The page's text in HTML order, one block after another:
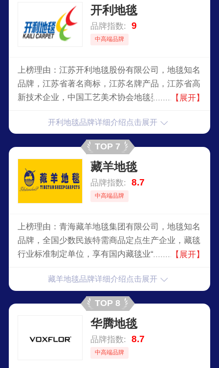
开利地毯
品牌指数: 9
中高端品牌
上榜理由：江苏开利地毯股份有限公司，地毯知名
品牌，江苏省著名商标，江苏名牌产品，江苏省高
新技术企业，中国工艺美术协会地毯委员会常务理
最具实力、最具规模的专业地毯制造商之一。
【展开】
开利地毯品牌详细介绍点击展开
TOP 7
藏羊地毯
品牌指数: 8.7
中高端品牌
上榜理由：青海藏羊地毯集团有限公司，地毯知名
品牌，全国少数民族特需商品定点生产企业，藏毯
行业标准制定单位，享有国内藏毯业“领头羊”的美
产经营企业。
【展开】
藏羊地毯品牌详细介绍点击展开
TOP 8
华腾地毯
品牌指数: 8.7
中高端品牌